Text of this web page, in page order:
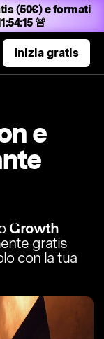
(50€) e formati
🚨
Inizia gratis
e
Growth
gratis
con la tua